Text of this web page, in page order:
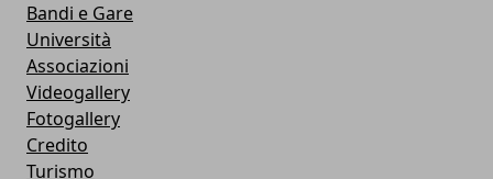
Bandi e Gare
Università
Associazioni
Videogallery
Fotogallery
Credito
Turismo